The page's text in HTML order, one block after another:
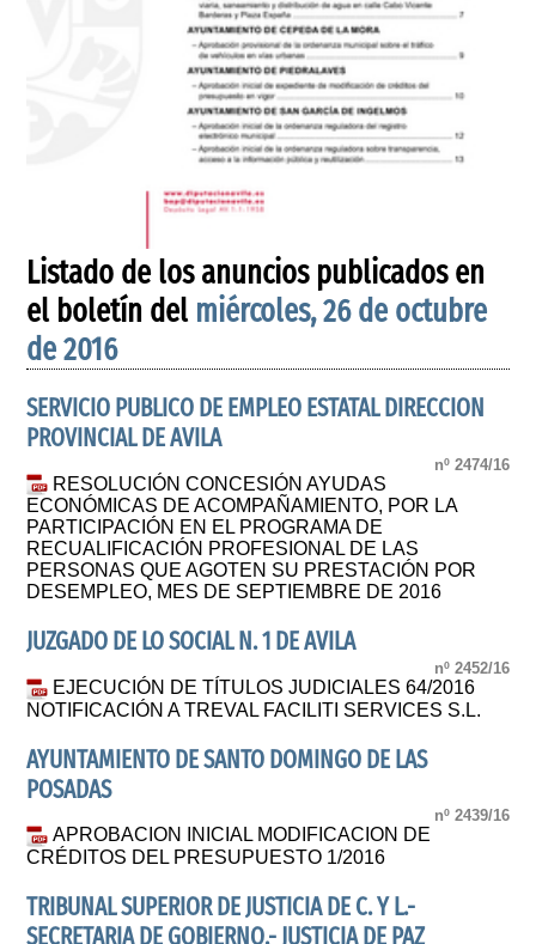
Listado de los anuncios publicados en
el boletín del miércoles, 26 de octubre
de 2016
SERVICIO PUBLICO DE EMPLEO ESTATAL DIRECCION
PROVINCIAL DE AVILA
nº 2474/16
RESOLUCIÓN CONCESIÓN AYUDAS
ECONÓMICAS DE ACOMPAÑAMIENTO, POR LA
PARTICIPACIÓN EN EL PROGRAMA DE
RECUALIFICACIÓN PROFESIONAL DE LAS
PERSONAS QUE AGOTEN SU PRESTACIÓN POR
DESEMPLEO, MES DE SEPTIEMBRE DE 2016
JUZGADO DE LO SOCIAL N. 1 DE AVILA
nº 2452/16
EJECUCIÓN DE TÍTULOS JUDICIALES 64/2016
NOTIFICACIÓN A TREVAL FACILITI SERVICES S.L.
AYUNTAMIENTO DE SANTO DOMINGO DE LAS
POSADAS
nº 2439/16
APROBACION INICIAL MODIFICACION DE
CRÉDITOS DEL PRESUPUESTO 1/2016
TRIBUNAL SUPERIOR DE JUSTICIA DE C. Y L.-
SECRETARIA DE GOBIERNO.- JUSTICIA DE PAZ